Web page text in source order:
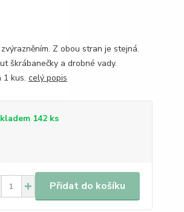
Z obou stran je stejná.
škrábanečky a drobné vady.
1 kus. celý popis
142 ks
Přidat do košíku